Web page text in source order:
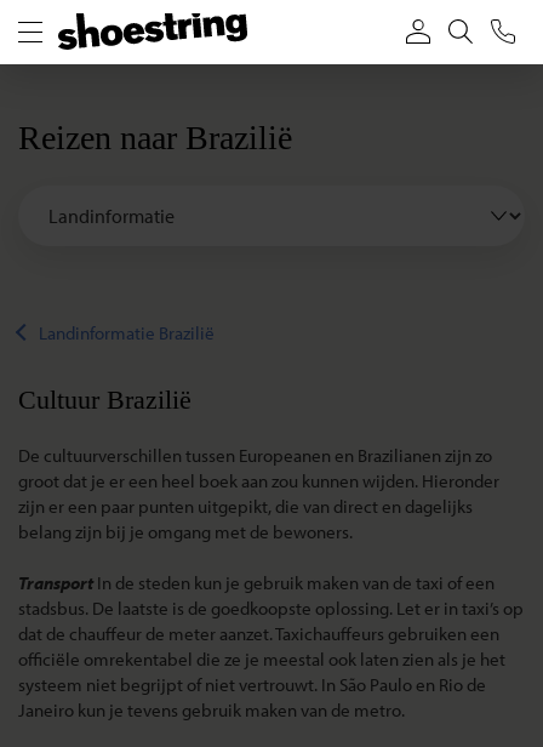
Reizen naar Brazilië
Landinformatie Brazilië
Cultuur Brazilië
De cultuurverschillen tussen Europeanen en Brazilianen zijn zo
groot dat je er een heel boek aan zou kunnen wijden. Hieronder
zijn er een paar punten uitgepikt, die van direct en dagelijks
belang zijn bij je omgang met de bewoners.
Transport In de steden kun je gebruik maken van de taxi of een
stadsbus. De laatste is de goedkoopste oplossing. Let er in taxi’s op
dat de chauffeur de meter aanzet. Taxichauffeurs gebruiken een
officiële omrekentabel die ze je meestal ook laten zien als je het
systeem niet begrijpt of niet vertrouwt. In São Paulo en Rio de
Janeiro kun je tevens gebruik maken van de metro.